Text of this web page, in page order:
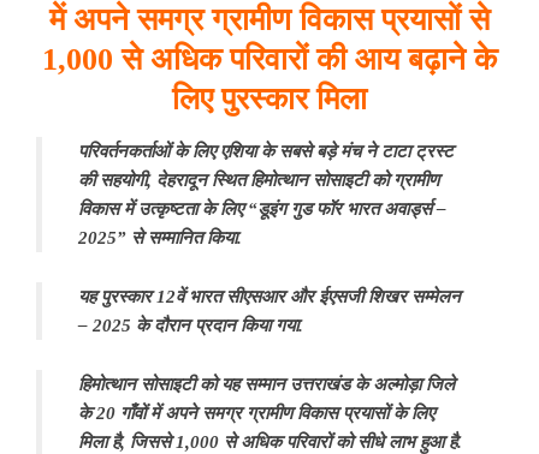
में अपने समग्र ग्रामीण विकास प्रयासों से
1,000 से अधिक परिवारों की आय बढ़ाने के
लिए पुरस्कार मिला
परिवर्तनकर्ताओं के लिए एशिया के सबसे बड़े मंच ने टाटा ट्रस्ट
की सहयोगी, देहरादून स्थित हिमोत्थान सोसाइटी को ग्रामीण
विकास में उत्कृष्टता के लिए “डूइंग गुड फॉर भारत अवार्ड्स –
2025” से सम्मानित किया.
यह पुरस्कार 12वें भारत सीएसआर और ईएसजी शिखर सम्मेलन
– 2025 के दौरान प्रदान किया गया.
हिमोत्थान सोसाइटी को यह सम्मान उत्तराखंड के अल्मोड़ा जिले
के 20 गाँवों में अपने समग्र ग्रामीण विकास प्रयासों के लिए
मिला है, जिससे 1,000 से अधिक परिवारों को सीधे लाभ हुआ है.